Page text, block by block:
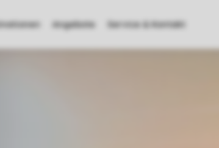
Angebote Service & Kontakt